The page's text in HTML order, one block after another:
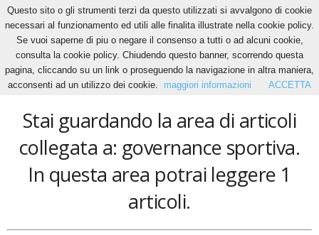
Home Tags Governance sportiva
governance sportiva
Stai guardando la area di articoli
collegata a: governance sportiva.
In questa area potrai leggere 1
articoli.
Questo sito o gli strumenti terzi da questo utilizzati si avvalgono di cookie
necessari al funzionamento ed utili alle finalita illustrate nella cookie policy.
Se vuoi saperne di piu o negare il consenso a tutti o ad alcuni cookie,
consulta la cookie policy. Chiudendo questo banner, scorrendo questa
pagina, cliccando su un link o proseguendo la navigazione in altra maniera,
acconsenti ad un utilizzo dei cookie.
maggiori informazioni ACCETTA